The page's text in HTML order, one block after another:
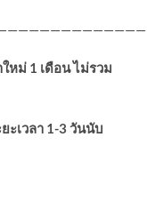
ใหม่ 1 เดือน ไม่รวม
ะเวลา 1-3 วันนับ